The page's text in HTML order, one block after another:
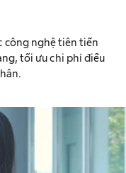
công nghệ tiên tiến
tối ưu chi phí điều